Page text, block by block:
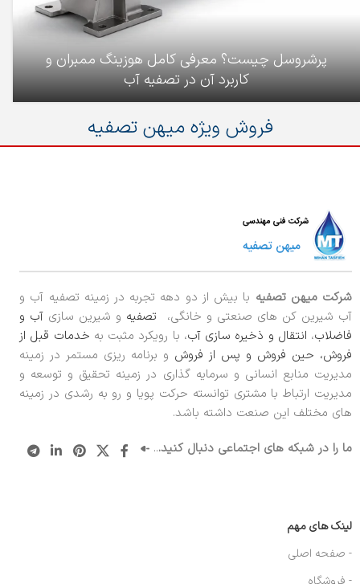
پرشروسل چیست؟ معرفی کامل هوزینگ ممبران و
کاربرد آن در تصفیه آب
فروش ویژه میهن تصفیه
شرکت میهن تصفیه با بیش از دو دهه تجربه در زمینه تصفیه آب و
آب شیرین کن های صنعتی و خانگی،
تصفیه و شیرین سازی آب و
فاضلاب، انتقال و ذخیره سازی آب، با رویکرد مثبت به خدمات قبل از
فروش، حین فروش و پس از فروش و برنامه ریزی مستمر در زمینه
مدیریت منابع انسانی و سرمایه گذاری در زمینه تحقیق و توسعه و
مدیریت ارتباط با مشتری توانسته حرکت پویا و رو به رشدی در زمینه
های مختلف این صنعت داشته باشد.
ما را در شبکه های اجتماعی دنبال کنید...
لینک های مهم
- صفحه اصلی